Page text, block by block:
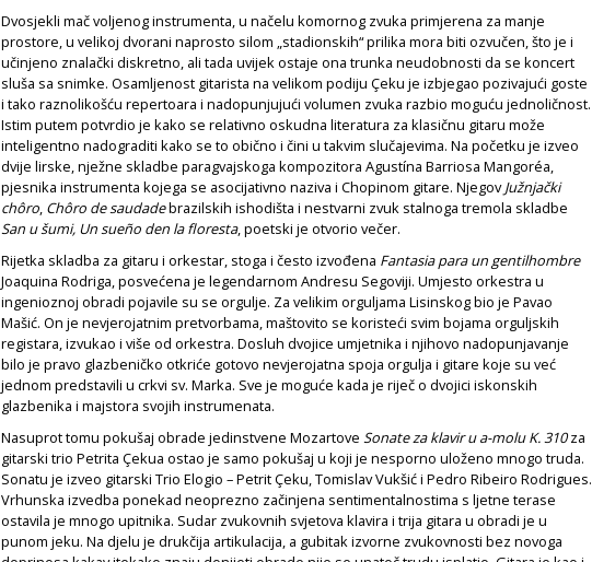
Dvosjekli mač voljenog instrumenta, u načelu komornog zvuka primjerena za manje
prostore, u velikoj dvorani naprosto silom „stadionskih“ prilika mora biti ozvučen, što je i
učinjeno znalački diskretno, ali tada uvijek ostaje ona trunka neudobnosti da se koncert
sluša sa snimke. Osamljenost gitarista na velikom podiju Çeku je izbjegao pozivajući goste
i tako raznolikošću repertoara i nadopunjujući volumen zvuka razbio moguću jednoličnost.
Istim putem potvrdio je kako se relativno oskudna literatura za klasičnu gitaru može
inteligentno nadograditi kako se to obično i čini u takvim slučajevima. Na početku je izveo
dvije lirske, nježne skladbe paragvajskoga kompozitora Agustína Barriosa Mangoréa,
pjesnika instrumenta kojega se asocijativno naziva i Chopinom gitare. NjegovJužnjački
chôro Chôro de saudadebrazilskih ishodišta i nestvarni zvuk stalnoga tremola skladbe
San u šumi, Un sueño den la floresta, poetski je otvorio večer.
Rijetka skladba za gitaru i orkestar, stoga i često izvođena Fantasia para un gentilhombre
Joaquina Rodriga, posvećena je legendarnom Andresu Segoviji. Umjesto orkestra u
ingenioznoj obradi pojavile su se orgulje. Za velikim orguljama Lisinskog bio je Pavao
Mašić. On je nevjerojatnim pretvorbama, maštovito se koristeći svim bojama orguljskih
registara, izvukao i više od orkestra. Dosluh dvojice umjetnika i njihovo nadopunjavanje
bilo je pravo glazbeničko otkriće gotovo nevjerojatna spoja orgulja i gitare koje su već
jednom predstavili u crkvi sv. Marka. Sve je moguće kada je riječ o dvojici iskonskih
glazbenika i majstora svojih instrumenata.
Nasuprot tomu pokušaj obrade jedinstvene Mozartove Sonate za klavir u a-molu K. 310za
gitarski trio Petrita Çekua ostao je samo pokušaj u koji je nesporno uloženo mnogo truda.
Sonatu je izveo gitarski Trio Elogio – Petrit Çeku, Tomislav Vukšić i Pedro Ribeiro Rodrigues.
Vrhunska izvedba ponekad neoprezno začinjena sentimentalnostima s ljetne terase
ostavila je mnogo upitnika. Sudar zvukovnih svjetova klavira i trija gitara u obradi je u
punom jeku. Na djelu je drukčija artikulacija, a gubitak izvorne zvukovnosti bez novoga